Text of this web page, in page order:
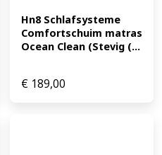
Hn8 Schlafsysteme
Comfortschuim matras
Ocean Clean (Stevig (...
€ 189,00